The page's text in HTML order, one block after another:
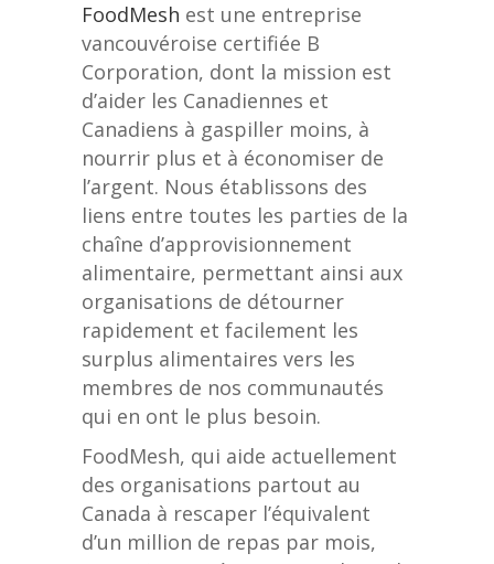
FoodMesh est une entreprise
vancouvéroise certifiée B
Corporation, dont la mission est
d’aider les Canadiennes et
Canadiens à gaspiller moins, à
nourrir plus et à économiser de
l’argent. Nous établissons des
liens entre toutes les parties de la
chaîne d’approvisionnement
alimentaire, permettant ainsi aux
organisations de détourner
rapidement et facilement les
surplus alimentaires vers les
membres de nos communautés
qui en ont le plus besoin.
FoodMesh, qui aide actuellement
des organisations partout au
Canada à rescaper l’équivalent
d’un million de repas par mois,